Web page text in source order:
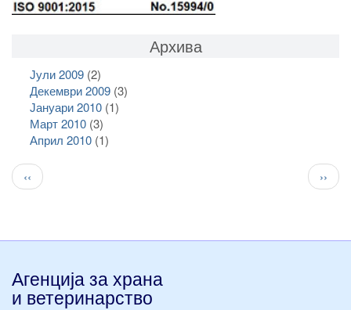
Архива
Јули 2009(2)
Декември 2009(3)
Јануари 2010(1)
Март 2010(3)
Април 2010(1)
Pagination
Previous
page
‹‹ ››
Агенција за храна
и ветеринарство